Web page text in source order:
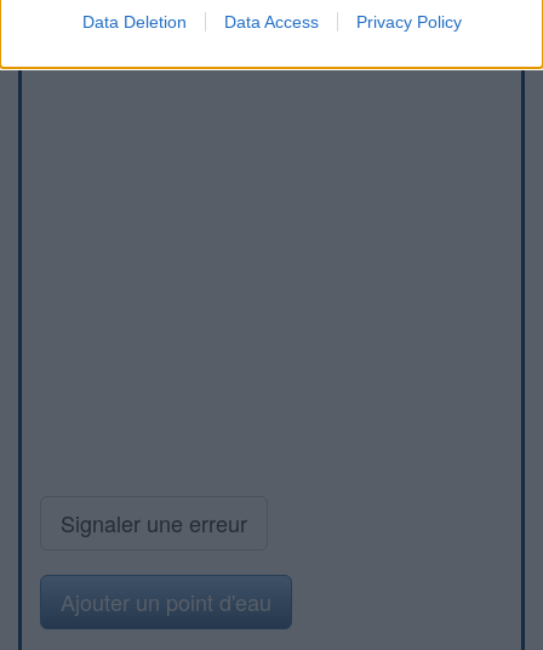
Data Deletion Data Access Privacy Policy
Signaler une erreur
Ajouter un point d'eau